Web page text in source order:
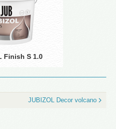
Finish S 1.0
JUBIZOL Decor volcano